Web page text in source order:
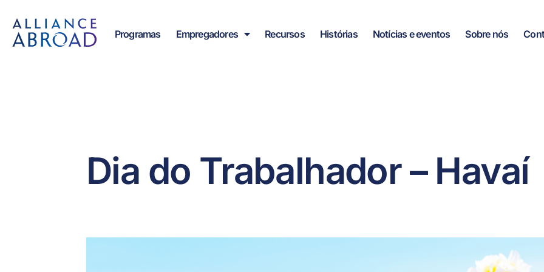
conteúdo
para
Programas Empregadores Recursos Histórias Notícias e eventos Sobre nós
Dia do Trabalhador – Havaí